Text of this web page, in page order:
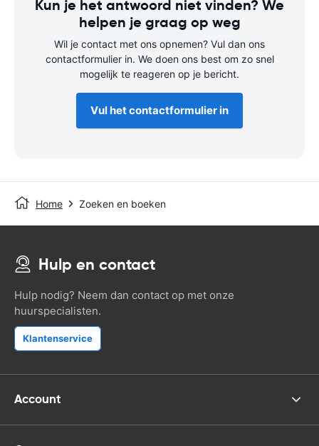
Kun je het antwoord niet vinden? We
helpen je graag op weg
Wil je contact met ons opnemen? Vul dan ons
contactformulier in. We doen ons best om zo snel
mogelijk te reageren op je bericht.
Vul het contactformulier in
Home Zoeken en boeken
Hulp en contact
Hulp nodig? Neem dan contact op met onze
huurspecialisten.
Klantenservice
Account